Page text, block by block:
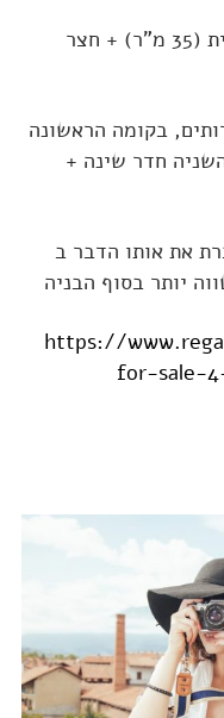
הדירה בשטח 119 מ"ר + חצר קדמית (35 מ"ר) + חצר
בקומה הראשונה
חדר שינה +
את אותו הדבר ב
https://
for-sale-